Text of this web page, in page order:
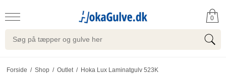
0
Forside / Shop / Outlet / Hoka Lux Laminatgulv 523K